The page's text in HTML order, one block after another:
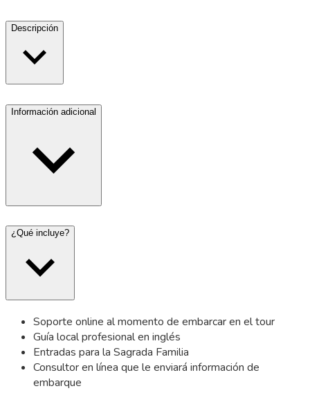
Descripción
Información adicional
¿Qué incluye?
Soporte online al momento de embarcar en el tour
Guía local profesional en inglés
Entradas para la Sagrada Familia
Consultor en línea que le enviará información de
embarque